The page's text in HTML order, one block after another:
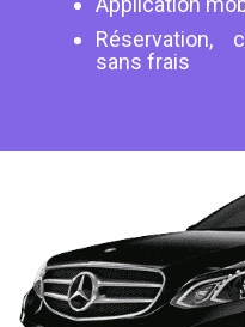
Réservation,
sans frais